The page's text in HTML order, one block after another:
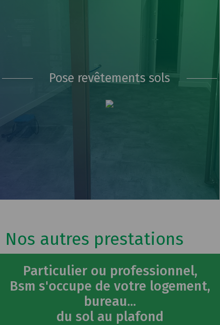
Pose revêtements sols
Nos autres prestations
Particulier ou professionnel,
Bsm s'occupe de votre logement,
bureau...
du sol au plafond